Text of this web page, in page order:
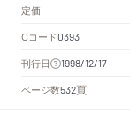
定価--
Cコード0393
刊行日
1998/12/17
ページ数532頁